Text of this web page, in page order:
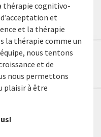
thérapie cognitivo-
et
et la thérapie
la thérapie comme un
nous tentons
et de
nous permettons
plaisir à être